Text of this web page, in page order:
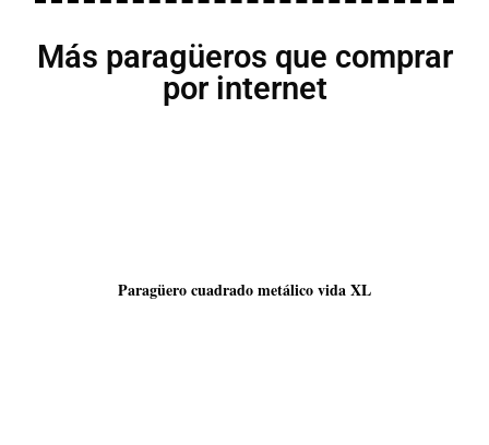
Más paragüeros que comprar
por internet
Paragüero cuadrado metálico vida XL